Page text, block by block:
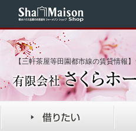
【三軒茶屋等田園都市線の賃貸情報